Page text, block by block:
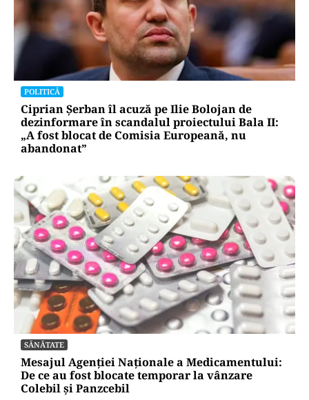
POLITICĂ
Ciprian Șerban îl acuză pe Ilie Bolojan de
dezinformare în scandalul proiectului Bala II:
„A fost blocat de Comisia Europeană, nu
abandonat”
SĂNĂTATE
Mesajul Agenției Naționale a Medicamentului:
De ce au fost blocate temporar la vânzare
Colebil și Panzcebil